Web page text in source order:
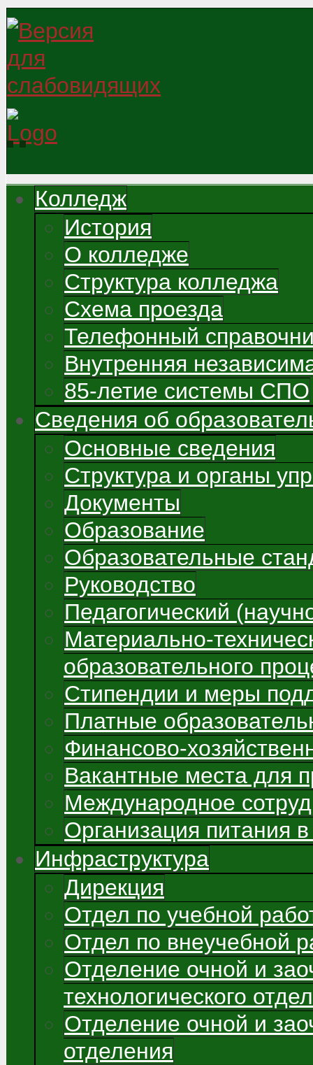
Колледж
История
О колледже
Структура колледжа
Схема проезда
Телефонный
Внутренняя
85-летие системы СПО
Сведения об
Основные сведения
Структура и органы
Документы
Образование
Образовательные
Руководство
Педагогический
Материально-
образовательного
Стипендии и меры
Платные
Финансово-
Вакантные места для
Международное
Организация питания
Инфраструктура
Дирекция
Отдел по учебной
Отдел по внеучебной
Отделение очной и
технологического
Отделение очной и
отделения